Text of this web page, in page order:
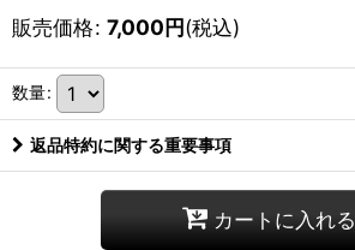
販売価格: 7,000円(税込)
数量:
返品特約に関する重要事項
カートに入れる